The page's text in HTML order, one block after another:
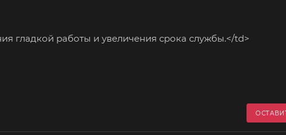
гладкой работы и увеличения срока службы.</td>